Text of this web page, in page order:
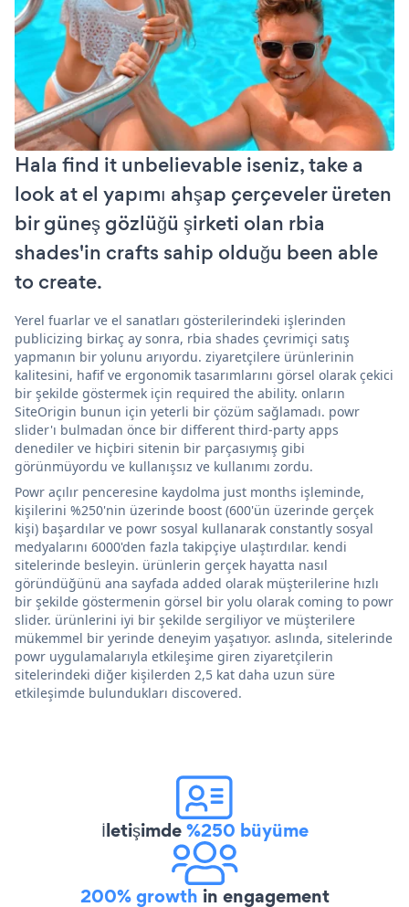
Hala find it unbelievable iseniz, take a
look at el yapımı ahşap çerçeveler üreten
bir güneş gözlüğü şirketi olan rbia
shades'in crafts sahip olduğu been able
to create.
Yerel fuarlar ve el sanatları gösterilerindeki işlerinden
publicizing birkaç ay sonra, rbia shades çevrimiçi satış
yapmanın bir yolunu arıyordu. ziyaretçilere ürünlerinin
kalitesini, hafif ve ergonomik tasarımlarını görsel olarak çekici
bir şekilde göstermek için required the ability. onların
SiteOrigin bunun için yeterli bir çözüm sağlamadı. powr
slider'ı bulmadan önce bir different third-party apps
denediler ve hiçbiri sitenin bir parçasıymış gibi
görünmüyordu ve kullanışsız ve kullanımı zordu.
Powr açılır penceresine kaydolma just months işleminde,
kişilerini %250'nin üzerinde boost (600'ün üzerinde gerçek
kişi) başardılar ve powr sosyal kullanarak constantly sosyal
medyalarını 6000'den fazla takipçiye ulaştırdılar. kendi
sitelerinde besleyin. ürünlerin gerçek hayatta nasıl
göründüğünü ana sayfada added olarak müşterilerine hızlı
bir şekilde göstermenin görsel bir yolu olarak coming to powr
slider. ürünlerini iyi bir şekilde sergiliyor ve müşterilere
mükemmel bir yerinde deneyim yaşatıyor. aslında, sitelerinde
powr uygulamalarıyla etkileşime giren ziyaretçilerin
sitelerindeki diğer kişilerden 2,5 kat daha uzun süre
etkileşimde bulundukları discovered.
İletişimde%250 büyüme
200% growth in engagement